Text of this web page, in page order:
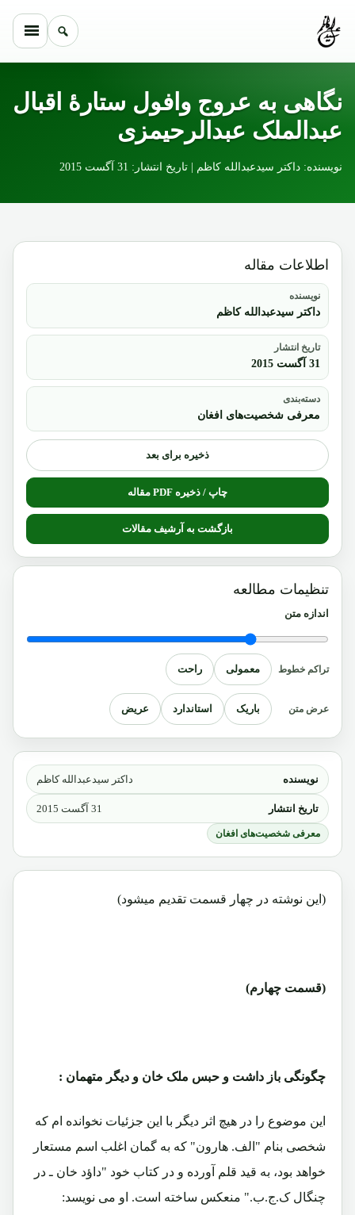
نگاهی به عروج وافول ستارۀ اقبال
عبدالملک عبدالرحیمزی
نویسنده: داکتر سیدعبدالله کاظم | تاریخ انتشار: 31 آگست 2015
نویسنده داکتر سیدعبدالله کاظم
تاریخ انتشار 31 آگست 2015
معرفی شخصیت‌های افغان
(این نوشته در چهار قسمت تقدیم میشود)
(قسمت چهارم)
چگونگی باز داشت و حبس ملک خان و دیگر متهمان :
این موضوع را در هیچ اثر دیگر با این جزئیات نخوانده ام که
شخصی بنام "الف. هارون" که به گمان اغلب اسم مستعار
خواهد بود، به قید قلم آورده و در کتاب خود "داؤد خان ـ در
چنگال ک.ج.ب." منعکس ساخته است. او می نویسد:
اطلاعات مقاله
نویسنده
داکتر سیدعبدالله کاظم
تاریخ انتشار
31 آگست 2015
دسته‌بندی
معرفی شخصیت‌های افغان
ذخیره برای بعد
چاپ / ذخیره PDF مقاله
بازگشت به آرشیف مقالات
تنظیمات مطالعه
اندازه متن
تراکم خطوط معمولی راحت
عرض متن باریک استاندارد عریض